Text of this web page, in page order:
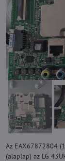
Az EAX67872804
(alaplap) az LG